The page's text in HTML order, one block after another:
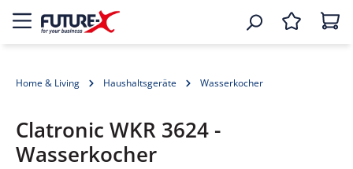
Home & Living Haushaltsgeräte Wasserkocher
Clatronic WKR 3624 -
Wasserkocher